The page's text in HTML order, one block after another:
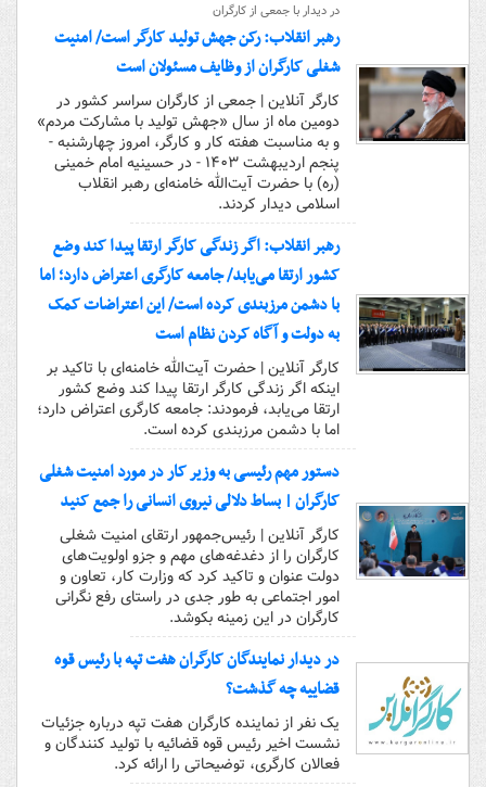
در دیدار با جمعی از کارگران
رهبر انقلاب: رکن جهش تولید کارگر است/ امنیت
شغلی کارگران از وظایف مسئولان است
کارگر آنلاین | جمعی از کارگران سراسر کشور در
دومین ماه از سال «جهش تولید با مشارکت مردم»
و به مناسبت هفته کار و کارگر، امروز چهارشنبه -
پنجم اردیبهشت ۱۴۰۳ - در حسینیه امام خمینی
(ره) با حضرت آیت‌الله خامنه‌ای رهبر انقلاب
اسلامی دیدار کردند.
رهبر انقلاب: اگر زندگی کارگر ارتقا پیدا کند وضع
کشور ارتقا می‌یابد/ جامعه کارگری اعتراض دارد؛ اما
با دشمن مرزبندی کرده است/ این اعتراضات کمک
به دولت و آگاه کردن نظام است
کارگر آنلاین | حضرت آیت‌الله خامنه‌ای با تاکید بر
اینکه اگر زندگی کارگر ارتقا پیدا کند وضع کشور
ارتقا می‌یابد، فرمودند: جامعه کارگری اعتراض دارد؛
اما با دشمن مرزبندی کرده است.
دستور مهم رئیسی به وزیر کار در مورد امنیت شغلی
کارگران | بساط دلالی نیروی انسانی را جمع کنید
کارگر آنلاین | رئیس‌جمهور ارتقای امنیت شغلی
کارگران را از دغدغه‌های مهم و جزو اولویت‌های
دولت عنوان و تاکید کرد که وزارت کار، تعاون و
امور اجتماعی به طور جدی در راستای رفع نگرانی
کارگران در این زمینه بکوشد.
در دیدار نمایندگان کارگران هفت تپه با رئیس قوه
قضاییه چه گذشت؟
یک نفر از نماینده کارگران هفت تپه درباره جزئیات
نشست اخیر رئیس قوه قضائیه با تولید کنندگان و
فعالان کارگری، توضیحاتی را ارائه کرد.